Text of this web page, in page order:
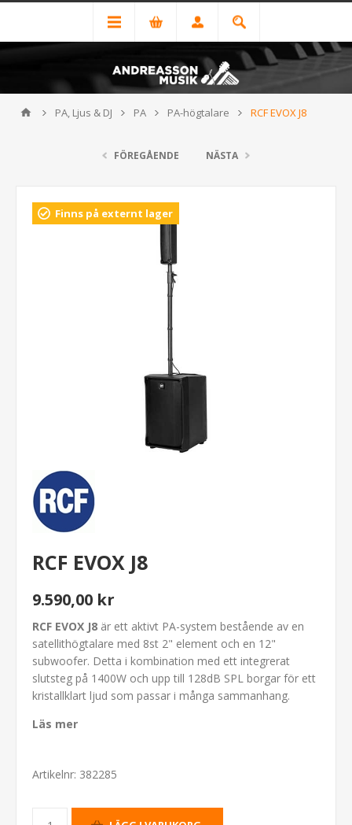
PA, Ljus & DJ PA PA-högtalare RCF EVOX J8
FÖREGÅENDE NÄSTA
Finns på externt lager
RCF EVOX J8
9.590,00 kr
RCF EVOX J8 är ett aktivt PA-system bestående av en
satellithögtalare med 8st 2" element och en 12"
subwoofer. Detta i kombination med ett integrerat
slutsteg på 1400W och upp till 128dB SPL borgar för ett
kristallklart ljud som passar i många sammanhang.
Läs mer
Artikelnr: 382285